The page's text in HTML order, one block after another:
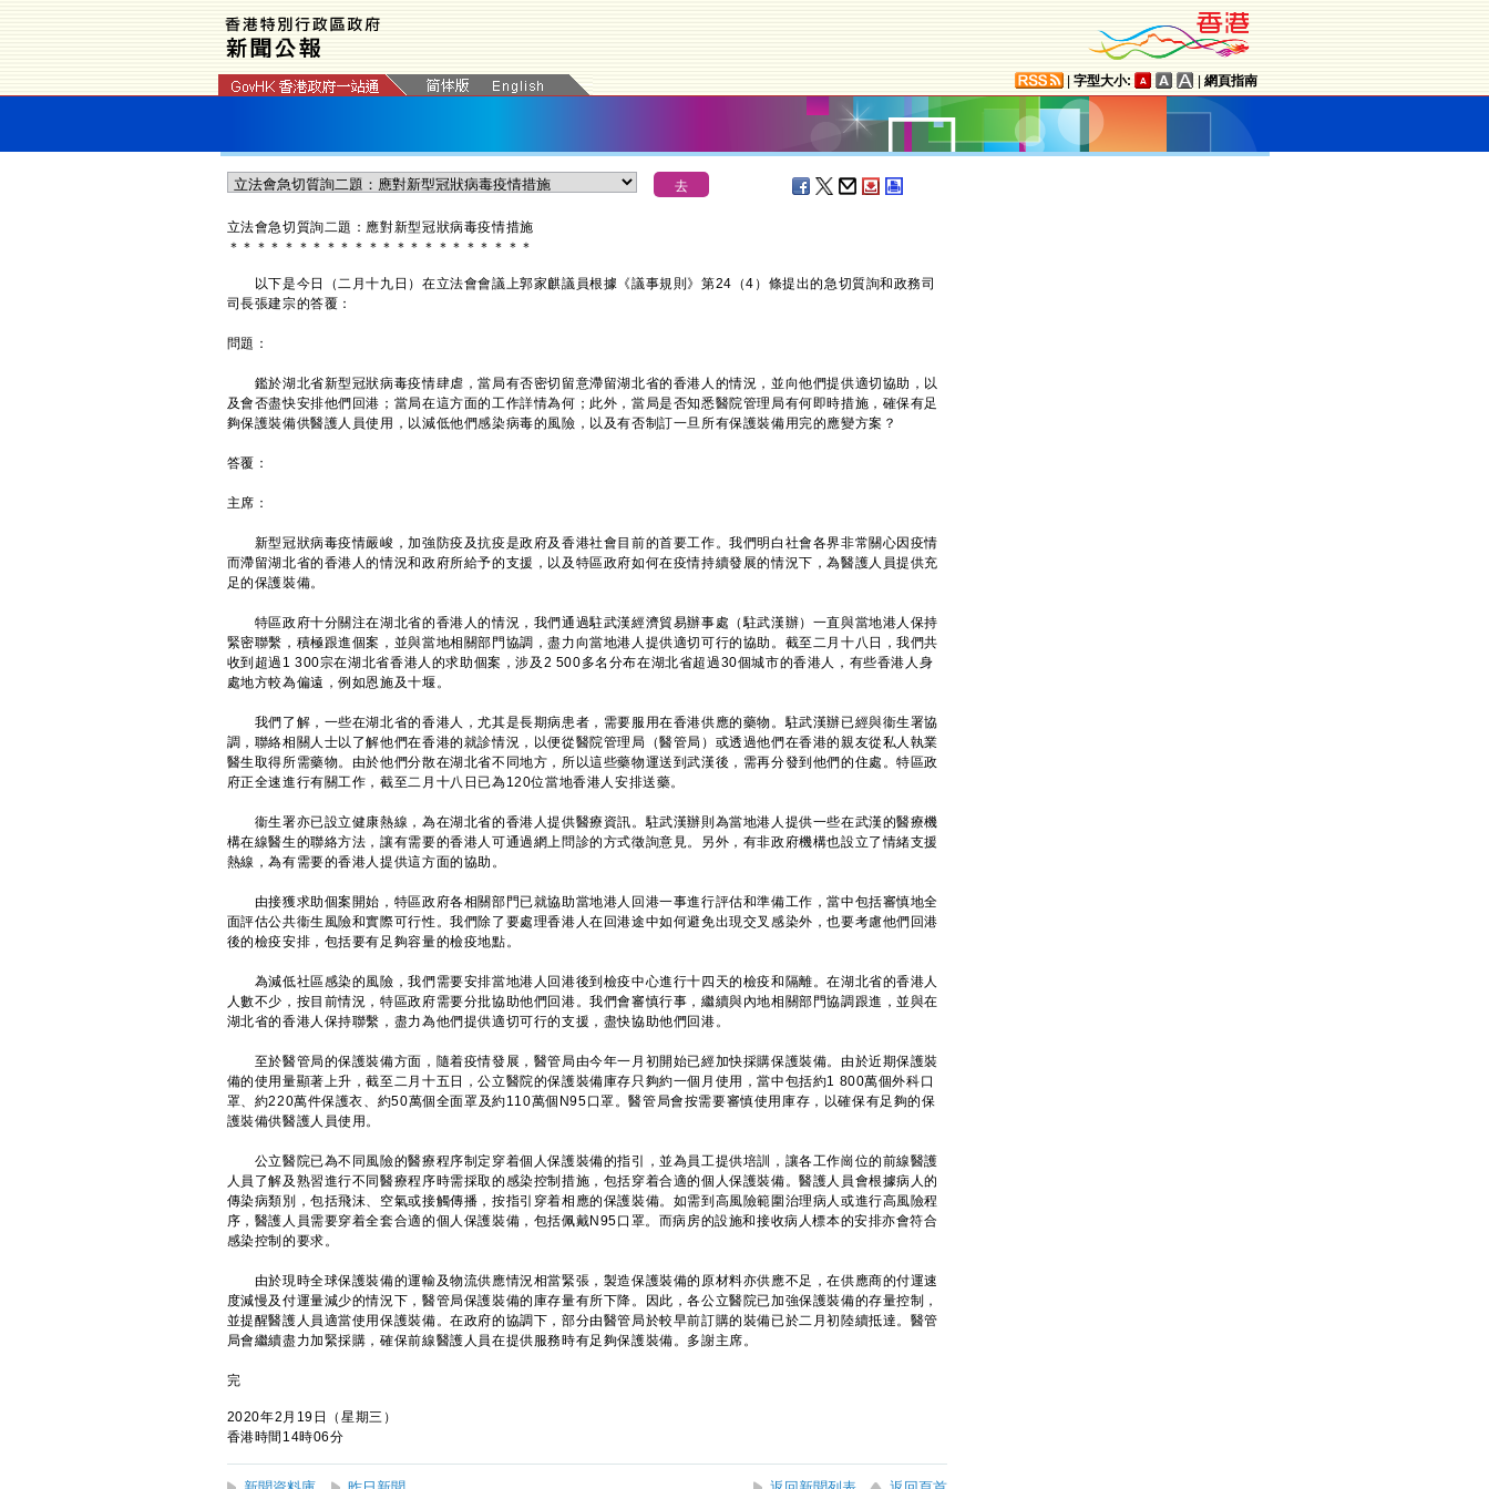
字型大小: 網頁指南
立法會急切質詢二題：應對新型冠狀病毒疫情措施
＊ ＊ ＊ ＊ ＊ ＊ ＊ ＊ ＊ ＊ ＊ ＊ ＊ ＊ ＊ ＊ ＊ ＊ ＊ ＊ ＊ ＊
以下是今日（二月十九日）在立法會會議上郭家麒議員根據《議事規則》第24（4）條提出的急切質詢和政務司
司長張建宗的答覆：
問題：
鑑於湖北省新型冠狀病毒疫情肆虐，當局有否密切留意滯留湖北省的香港人的情況，並向他們提供適切協助，以
及會否盡快安排他們回港；當局在這方面的工作詳情為何；此外，當局是否知悉醫院管理局有何即時措施，確保有足
夠保護裝備供醫護人員使用，以減低他們感染病毒的風險，以及有否制訂一旦所有保護裝備用完的應變方案？
答覆：
主席：
新型冠狀病毒疫情嚴峻，加強防疫及抗疫是政府及香港社會目前的首要工作。我們明白社會各界非常關心因疫情
而滯留湖北省的香港人的情況和政府所給予的支援，以及特區政府如何在疫情持續發展的情況下，為醫護人員提供充
足的保護裝備。
特區政府十分關注在湖北省的香港人的情況，我們通過駐武漢經濟貿易辦事處（駐武漢辦）一直與當地港人保持
緊密聯繫，積極跟進個案，並與當地相關部門協調，盡力向當地港人提供適切可行的協助。截至二月十八日，我們共
收到超過1 300宗在湖北省香港人的求助個案，涉及2 500多名分布在湖北省超過30個城市的香港人，有些香港人身
處地方較為偏遠，例如恩施及十堰。
我們了解，一些在湖北省的香港人，尤其是長期病患者，需要服用在香港供應的藥物。駐武漢辦已經與衞生署協
調，聯絡相關人士以了解他們在香港的就診情況，以便從醫院管理局（醫管局）或透過他們在香港的親友從私人執業
醫生取得所需藥物。由於他們分散在湖北省不同地方，所以這些藥物運送到武漢後，需再分發到他們的住處。特區政
府正全速進行有關工作，截至二月十八日已為120位當地香港人安排送藥。
衞生署亦已設立健康熱線，為在湖北省的香港人提供醫療資訊。駐武漢辦則為當地港人提供一些在武漢的醫療機
構在線醫生的聯絡方法，讓有需要的香港人可通過網上問診的方式徵詢意見。另外，有非政府機構也設立了情緒支援
熱線，為有需要的香港人提供這方面的協助。
由接獲求助個案開始，特區政府各相關部門已就協助當地港人回港一事進行評估和準備工作，當中包括審慎地全
面評估公共衞生風險和實際可行性。我們除了要處理香港人在回港途中如何避免出現交叉感染外，也要考慮他們回港
後的檢疫安排，包括要有足夠容量的檢疫地點。
為減低社區感染的風險，我們需要安排當地港人回港後到檢疫中心進行十四天的檢疫和隔離。在湖北省的香港人
人數不少，按目前情況，特區政府需要分批協助他們回港。我們會審慎行事，繼續與內地相關部門協調跟進，並與在
湖北省的香港人保持聯繫，盡力為他們提供適切可行的支援，盡快協助他們回港。
至於醫管局的保護裝備方面，隨着疫情發展，醫管局由今年一月初開始已經加快採購保護裝備。由於近期保護裝
備的使用量顯著上升，截至二月十五日，公立醫院的保護裝備庫存只夠約一個月使用，當中包括約1 800萬個外科口
罩、約220萬件保護衣、約50萬個全面罩及約110萬個N95口罩。醫管局會按需要審慎使用庫存，以確保有足夠的保
護裝備供醫護人員使用。
公立醫院已為不同風險的醫療程序制定穿着個人保護裝備的指引，並為員工提供培訓，讓各工作崗位的前線醫護
人員了解及熟習進行不同醫療程序時需採取的感染控制措施，包括穿着合適的個人保護裝備。醫護人員會根據病人的
傳染病類別，包括飛沫、空氣或接觸傳播，按指引穿着相應的保護裝備。如需到高風險範圍治理病人或進行高風險程
序，醫護人員需要穿着全套合適的個人保護裝備，包括佩戴N95口罩。而病房的設施和接收病人標本的安排亦會符合
感染控制的要求。
由於現時全球保護裝備的運輸及物流供應情況相當緊張，製造保護裝備的原材料亦供應不足，在供應商的付運速
度減慢及付運量減少的情況下，醫管局保護裝備的庫存量有所下降。因此，各公立醫院已加強保護裝備的存量控制，
並提醒醫護人員適當使用保護裝備。在政府的協調下，部分由醫管局於較早前訂購的裝備已於二月初陸續抵達。醫管
局會繼續盡力加緊採購，確保前線醫護人員在提供服務時有足夠保護裝備。多謝主席。
完
2020年2月19日（星期三）
香港時間14時06分